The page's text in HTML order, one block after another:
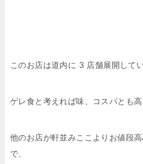
このお店は道内に 3 店舗展開して
ゲレ食と考えれば味、コスパとも高
他のお店が軒並みここよりお値段
で、